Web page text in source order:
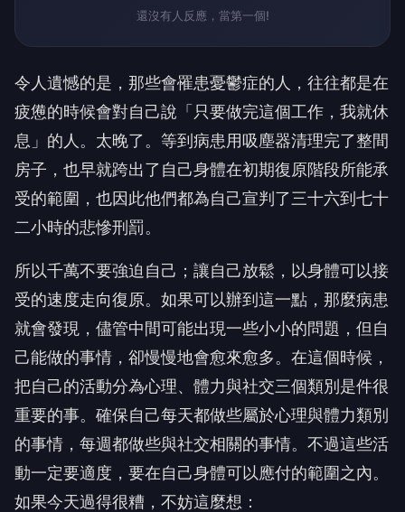
還沒有人反應，當第一個!
令人遺憾的是，那些會罹患憂鬱症的人，往往都是在
疲憊的時候會對自己說「只要做完這個工作，我就休
息」的人。太晚了。等到病患用吸塵器清理完了整間
房子，也早就跨出了自己身體在初期復原階段所能承
受的範圍，也因此他們都為自己宣判了三十六到七十
二小時的悲慘刑罰。
所以千萬不要強迫自己；讓自己放鬆，以身體可以接
受的速度走向復原。如果可以辦到這一點，那麼病患
就會發現，儘管中間可能出現一些小小的問題，但自
己能做的事情，卻慢慢地會愈來愈多。在這個時候，
把自己的活動分為心理、體力與社交三個類別是件很
重要的事。確保自己每天都做些屬於心理與體力類別
的事情，每週都做些與社交相關的事情。不過這些活
動一定要適度，要在自己身體可以應付的範圍之內。
如果今天過得很糟，不妨這麼想：